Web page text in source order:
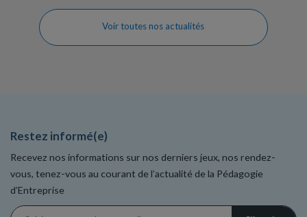
Voir toutes nos actualités
Restez informé(e)
Recevez nos informations sur nos derniers jeux, nos rendez-
vous, tenez-vous au courant de l’actualité de la Pédagogie
d’Entreprise